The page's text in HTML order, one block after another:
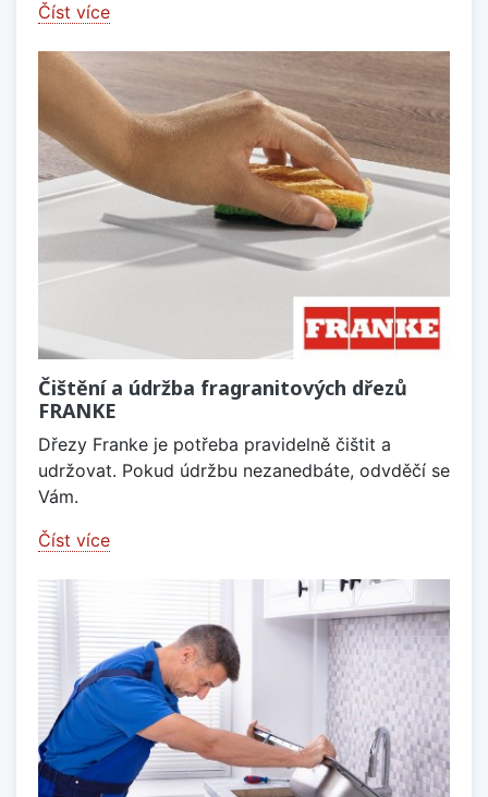
Číst více
Čištění a údržba fragranitových dřezů
FRANKE
Dřezy Franke je potřeba pravidelně čištit a
udržovat. Pokud údržbu nezanedbáte, odvděčí se
Vám.
Číst více